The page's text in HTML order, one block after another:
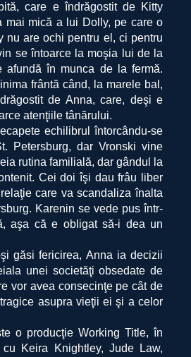
care e îndrăgostit de Kitty
mai mică a lui Dolly, pe care o
nu are ochi pentru el, ci pentru
se întoarce la moşia lui de la
afundă în munca de la fermă.
frântă când, la marele bal,
de Anna, care, deşi e
atenţiile tânărului.
echilibrul întorcându-se
Petersburg, dar Vronski vine
rutina familială, dar gândul la
Cei doi îşi dau frâu liber
care va scandaliza înalta
Karenin se vede pus într-
aşa că e obligat să-i dea un
găsi fericirea, Anna ia decizii
unei societăţi obsedate de
vor avea consecinţe pe cât de
asupra vieţii ei şi a celor
o producţie Working Title, în
Keira Knightley, Jude Law,